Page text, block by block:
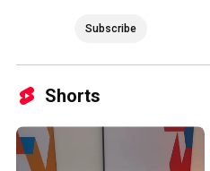
Subscribe
Shorts